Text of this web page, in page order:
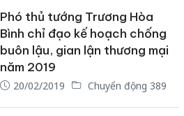
Phó thủ tướng Trương Hòa
Bình chỉ đạo kế hoạch chống
buôn lậu, gian lận thương mại
năm 2019
20/02/2019 Chuyển động 389